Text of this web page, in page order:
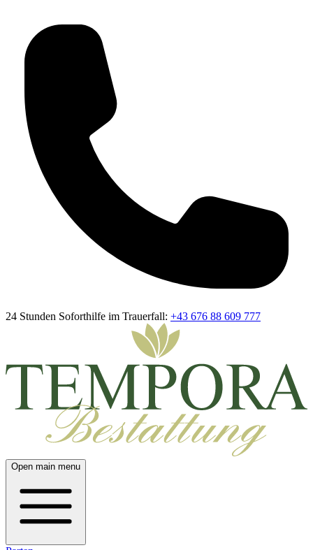
24 Stunden Soforthilfe im Trauerfall: +43 676 88 609 777
Open main menu